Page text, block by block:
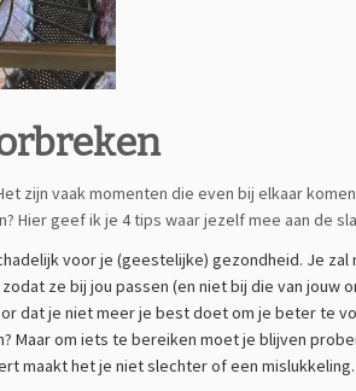
zijn vaak momenten die even bij elkaar
Hier geef ik je 4 tips waar jezelf mee aan de
voor je (geestelijke) gezondheid. Je zal
ze bij jou passen (en niet bij die van jouw
dat je niet meer je best doet om je beter te
om iets te bereiken moet je blijven
maakt het je niet slechter of een